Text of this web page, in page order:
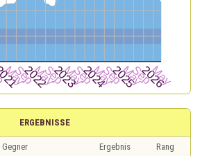
ERGEBNISSE
Gegner Ergebnis
Rang